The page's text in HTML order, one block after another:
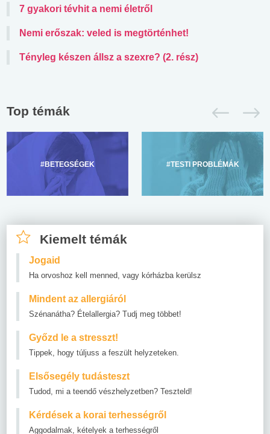
7 gyakori tévhit a nemi életről
Nemi erőszak: veled is megtörténhet!
Tényleg készen állsz a szexre? (2. rész)
Top témák
#BETEGSÉGEK #TESTI PROBLÉMÁK
Kiemelt témák
Jogaid
Ha orvoshoz kell menned, vagy kórházba kerülsz
Mindent az allergiáról
Szénanátha? Ételallergia? Tudj meg többet!
Győzd le a stresszt!
Tippek, hogy túljuss a feszült helyzeteken.
Elsősegély tudásteszt
Tudod, mi a teendő vészhelyzetben? Teszteld!
Kérdések a korai terhességről
Aggodalmak, kételyek a terhességről